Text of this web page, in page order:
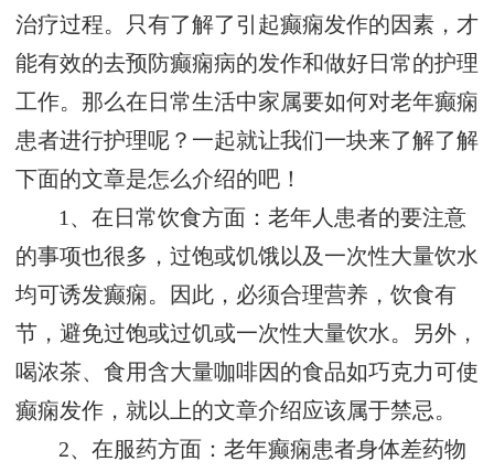
治疗过程。只有了解了引起癫痫发作的因素，才
能有效的去预防癫痫病的发作和做好日常的护理
工作。那么在日常生活中家属要如何对老年癫痫
患者进行护理呢？一起就让我们一块来了解了解
下面的文章是怎么介绍的吧！
1、在日常饮食方面：老年人患者的要注意
的事项也很多，过饱或饥饿以及一次性大量饮水
均可诱发癫痫。因此，必须合理营养，饮食有
节，避免过饱或过饥或一次性大量饮水。另外，
喝浓茶、食用含大量咖啡因的食品如巧克力可使
癫痫发作，就以上的文章介绍应该属于禁忌。
2、在服药方面：老年癫痫患者身体差药物